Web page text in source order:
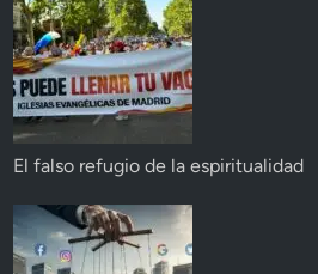
El falso refugio de la espiritualidad